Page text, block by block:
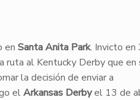
en Santa Anita Park. Invicto en
ruta al Kentucky Derby que en
la decisión de enviar a
elArkansas Derbyel 13 de